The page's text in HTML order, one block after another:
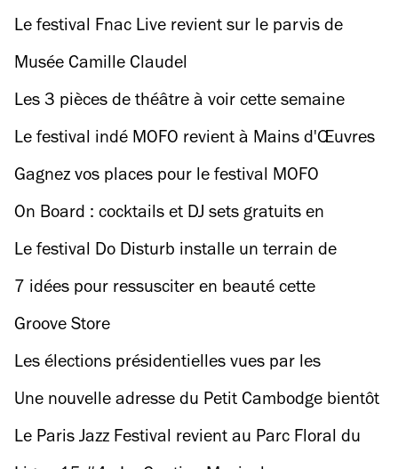
de Seine-Saint-Denis 2017
Le festival Fnac Live revient sur le parvis de
l'Hôtel de Ville du 6 au 8 juillet 2017 !
Musée Camille Claudel
Les 3 pièces de théâtre à voir cette semaine
Le festival indé MOFO revient à Mains d'Œuvres
pour une édition incroyable !
Gagnez vos places pour le festival MOFO
On Board : cocktails et DJ sets gratuits en
terrasse tous les mardis !
Le festival Do Disturb installe un terrain de
basket au Palais de Tokyo
7 idées pour ressusciter en beauté cette
semaine
Groove Store
Les élections présidentielles vues par les
Parisiens
Une nouvelle adresse du Petit Cambodge bientôt
dans le 10e
Le Paris Jazz Festival revient au Parc Floral du